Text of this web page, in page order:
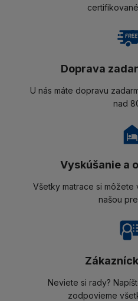
Doprava
U nás máte dopravu
nad
Vyskúšanie a
Všetky matrace si
našou
Neviete si rady?
zodpovieme